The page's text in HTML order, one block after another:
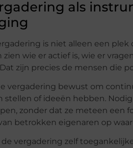
als
is niet alleen een
zien wie er actief is, wie er
zijn precies de mensen die
vergadering bewust om
stellen of ideeën hebben.
zonder dat ze meteen een
betrokken eigenaren op
de vergadering zelf